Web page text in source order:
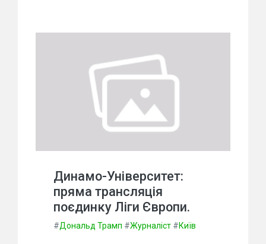
Динамо-Університет:
пряма трансляція
поєдинку Ліги Європи.
#Дональд Трамп #Журналіст #Київ